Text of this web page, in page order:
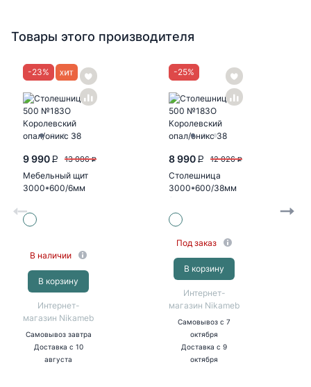
Товары этого производителя
-23%
9 990 P 13 006 P
Мебельный щит
3000*600/6мм
В наличии
В корзину
Интернет-
магазин Nikameb
Самовывоз завтра
Доставка с 10
августа
-25%
8 990 P 12 026 P
Столешница
3000*600/38мм
(№ 120гл олива
жемчужная)
Под заказ
В корзину
Интернет-
магазин Nikameb
Самовывозс 7
октября
Доставка с 9
октября